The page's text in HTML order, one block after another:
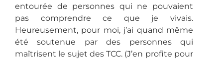
entourée de personnes qui ne pouvaient
pas comprendre ce que je vivais.
Heureusement, pour moi, j’ai quand même
été soutenue par des personnes qui
maîtrisent le sujet des TCC. (J’en profite pour